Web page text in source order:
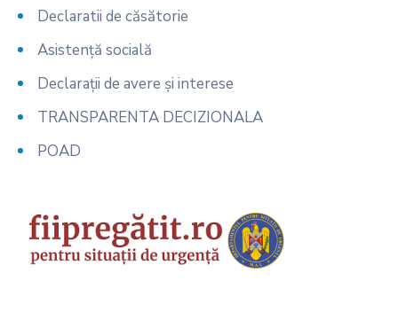
Declaratii de căsătorie
Asistență socială
Declarații de avere și interese
TRANSPARENTA DECIZIONALA
POAD